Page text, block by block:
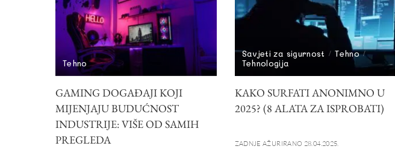
Tehno
GAMING DOGAĐAJI KOJI
MIJENJAJU BUDUĆNOST
INDUSTRIJE: VIŠE OD SAMIH
PREGLEDA
Savjeti za sigurnost
Tehno
Tehnologija
KAKO SURFATI ANONIMNO U
2025? (8 ALATA ZA ISPROBATI)
ZADNJE AŽURIRANO 28.04.2025.